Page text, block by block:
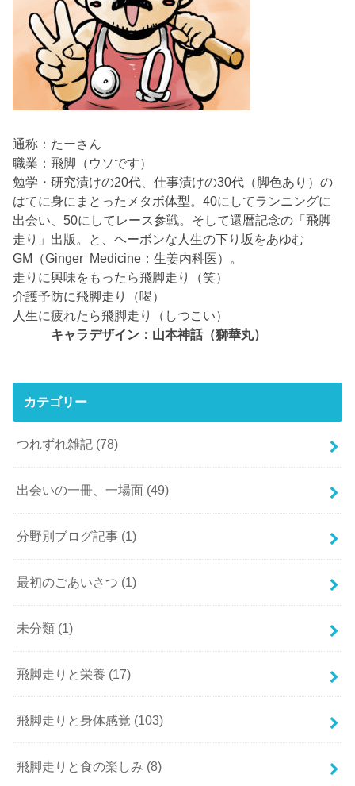
通称：たーさん
職業：飛脚（ウソです）
勉学・研究漬けの20代、仕事漬けの30代（脚色あり）の
はてに身にまとったメタボ体型。40にしてランニングに
出会い、50にしてレース参戦。そして還暦記念の「飛脚
走り」出版。と、ヘーボンな人生の下り坂をあゆむ
GM（Ginger Medicine：生姜内科医）。
走りに興味をもったら飛脚走り（笑）
介護予防に飛脚走り（喝）
人生に疲れたら飛脚走り（しつこい）
キャラデザイン：山本神話（獅華丸）
カテゴリー
つれずれ雑記 (78)
出会いの一冊、一場面 (49)
分野別ブログ記事 (1)
最初のごあいさつ (1)
未分類 (1)
飛脚走りと栄養 (17)
飛脚走りと身体感覚 (103)
飛脚走りと食の楽しみ (8)